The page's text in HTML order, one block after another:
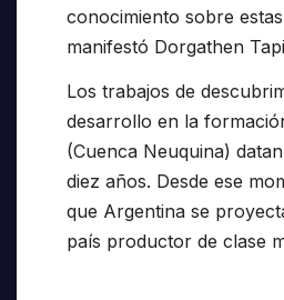
conocimiento sobre
manifestó Dorgathen
Los trabajos de
desarrollo en la
(Cuenca Neuquina)
diez años. Desde ese
que Argentina se
país productor de clase